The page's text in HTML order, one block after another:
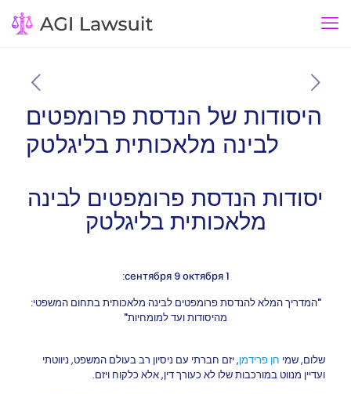
היסודות של הנדסת פרומפטים
לבינה מלאכותית בליגלטק
יסודות הנדסת פרומפטים לבינה
מלאכותית בליגלטק
1 сентября 9 октября:
"המדריך המלא להנדסת פרומפטים לבינה מלאכותית בתחום המשפטי:
מהיסודות ועד למומחיות"
שלום, שמי חן פרידמן, יזם חברתי עם ניסיון רב בעולם המשפט, ניווטתי
ועדיין מנווט במורכבות שלו לא כעורך דין, אלא כלקוח ויזם.